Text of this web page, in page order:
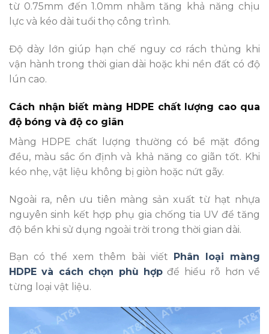
từ 0.75mm đến 1.0mm nhằm tăng khả năng chịu
lực và kéo dài tuổi thọ công trình.
Độ dày lớn giúp hạn chế nguy cơ rách thủng khi
vận hành trong thời gian dài hoặc khi nền đất có độ
lún cao.
Cách nhận biết màng HDPE chất lượng cao qua
độ bóng và độ co giãn
Màng HDPE chất lượng thường có bề mặt đồng
đều, màu sắc ổn định và khả năng co giãn tốt. Khi
kéo nhẹ, vật liệu không bị giòn hoặc nứt gãy.
Ngoài ra, nên ưu tiên màng sản xuất từ hạt nhựa
nguyên sinh kết hợp phụ gia chống tia UV để tăng
độ bền khi sử dụng ngoài trời trong thời gian dài.
Bạn có thể xem thêm bài viết
Phân loại màng
HDPE và cách chọn phù hợp để hiểu rõ hơn về
từng loại vật liệu.